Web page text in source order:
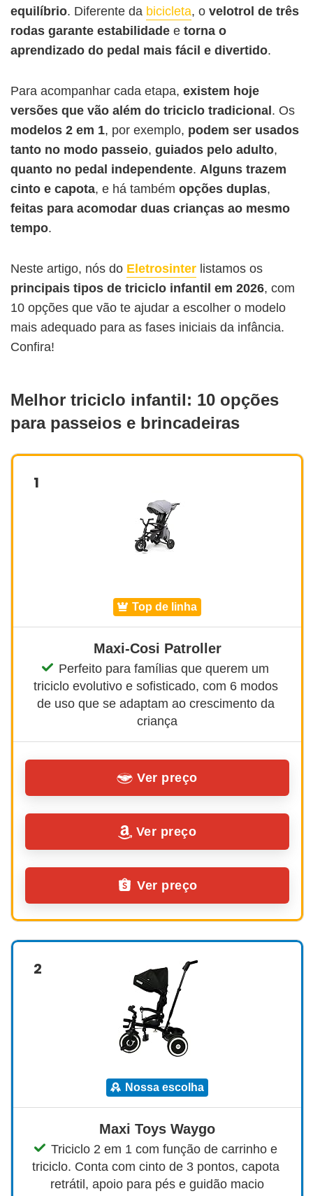
equilíbrio. Diferente da bicicleta, o velotrol de três
rodas garante estabilidade e torna o
aprendizado do pedal mais fácil e divertido.
Para acompanhar cada etapa, existem hoje
versões que vão além do triciclo tradicional. Os
modelos 2 em 1, por exemplo, podem ser usados
tanto no modo passeio, guiados pelo adulto,
quanto no pedal independente. Alguns trazem
cinto e capota, e há também opções duplas,
feitas para acomodar duas crianças ao mesmo
tempo.
Neste artigo, nós do Eletrosinter listamos os
principais tipos de triciclo infantil em 2026, com
10 opções que vão te ajudar a escolher o modelo
mais adequado para as fases iniciais da infância.
Confira!
Melhor triciclo infantil: 10 opções
para passeios e brincadeiras
1
top de linha
Maxi-Cosi Patroller
Perfeito para famílias que querem um
triciclo evolutivo e sofisticado, com 6 modos
de uso que se adaptam ao crescimento da
criança
Ver preço
Ver preço
Ver preço
2
nossa escolha
Maxi Toys Waygo
Triciclo 2 em 1 com função de carrinho e
triciclo. Conta com cinto de 3 pontos, capota
retrátil, apoio para pés e guidão macio